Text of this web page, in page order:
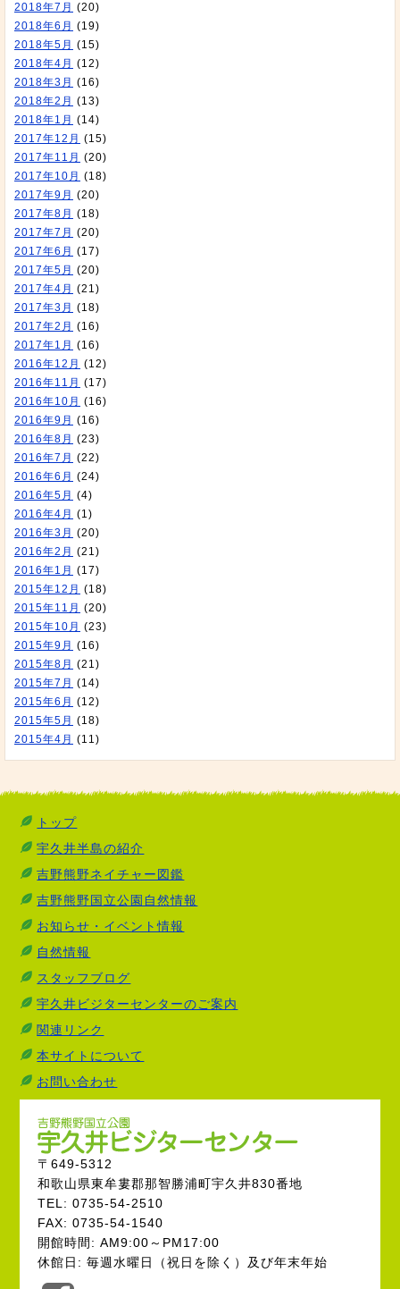
2018年7月 (20)
2018年6月 (19)
2018年5月 (15)
2018年4月 (12)
2018年3月 (16)
2018年2月 (13)
2018年1月 (14)
2017年12月 (15)
2017年11月 (20)
2017年10月 (18)
2017年9月 (20)
2017年8月 (18)
2017年7月 (20)
2017年6月 (17)
2017年5月 (20)
2017年4月 (21)
2017年3月 (18)
2017年2月 (16)
2017年1月 (16)
2016年12月 (12)
2016年11月 (17)
2016年10月 (16)
2016年9月 (16)
2016年8月 (23)
2016年7月 (22)
2016年6月 (24)
2016年5月 (4)
2016年4月 (1)
2016年3月 (20)
2016年2月 (21)
2016年1月 (17)
2015年12月 (18)
2015年11月 (20)
2015年10月 (23)
2015年9月 (16)
2015年8月 (21)
2015年7月 (14)
2015年6月 (12)
2015年5月 (18)
2015年4月 (11)
トップ
宇久井半島の紹介
吉野熊野ネイチャー図鑑
吉野熊野国立公園自然情報
お知らせ・イベント情報
自然情報
スタッフブログ
宇久井ビジターセンターのご案内
関連リンク
本サイトについて
お問い合わせ
〒649-5312
和歌山県東牟婁郡那智勝浦町宇久井830番地
TEL: 0735-54-2510
FAX: 0735-54-1540
開館時間: AM9:00～PM17:00
休館日: 毎週水曜日（祝日を除く）及び年末年始